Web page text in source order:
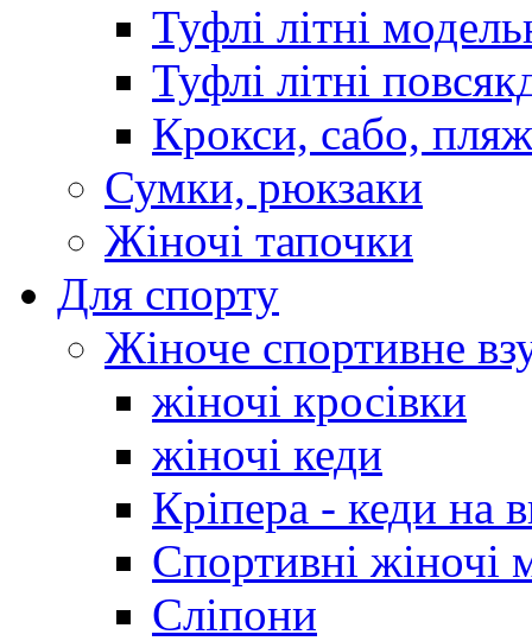
Туфлі літні
Туфлі літні
Крокси, сабо,
Сумки, рюкзаки
Жіночі тапочки
Для спорту
Жіноче спортивне
жіночі кросівки
жіночі кеди
Кріпера - кеди на
Спортивні жіночі
Сліпони